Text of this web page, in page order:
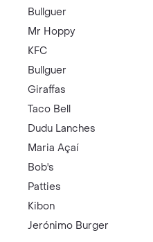
Bullguer
Mr Hoppy
KFC
Bullguer
Giraffas
Taco Bell
Dudu Lanches
Maria Açaí
Bob's
Patties
Kibon
Jerónimo Burger